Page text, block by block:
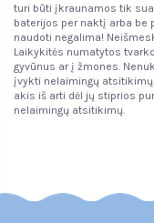
turi būti įkraunamos tik
baterijos per naktį arba be
naudoti negalima!
Laikykitės numatytos
gyvūnus ar į žmones.
įvykti nelaimingų
akis iš arti dėl jų stiprios
nelaimingų atsitikimų.